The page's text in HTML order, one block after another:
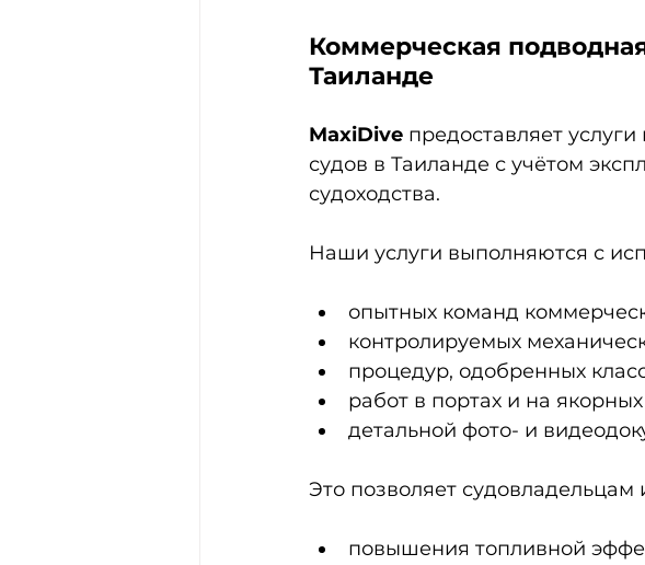
Коммерческая
Таиланде
MaxiDive предоставляет
судов в Таиланде с учётом
судоходства.
Наши услуги выполняются с
опытных команд
контролируемых
процедур, одобренных
работ в портах и на якорных
детальной фото- и
Это позволяет судовладельцам
повышения топливной